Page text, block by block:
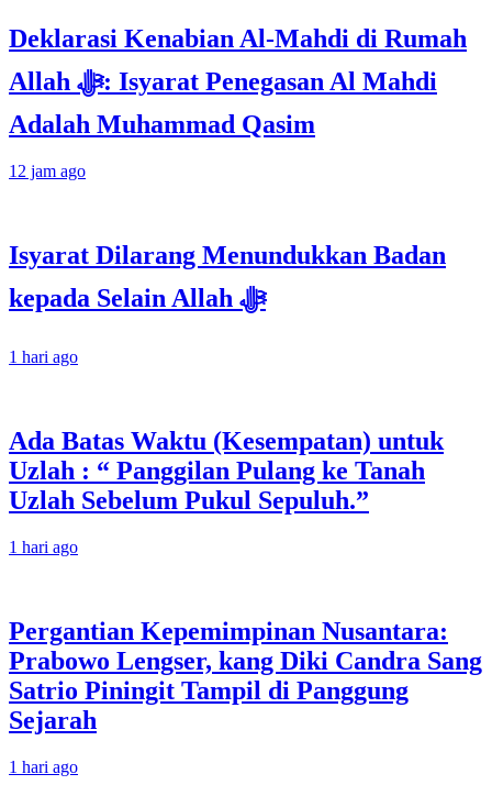
Deklarasi Kenabian Al-Mahdi di Rumah
Allah ﷻ: Isyarat Penegasan Al Mahdi
Adalah Muhammad Qasim
12 jam ago
Isyarat Dilarang Menundukkan Badan
kepada Selain Allah ﷻ
1 hari ago
Ada Batas Waktu (Kesempatan) untuk
Uzlah : “ Panggilan Pulang ke Tanah
Uzlah Sebelum Pukul Sepuluh.”
1 hari ago
Pergantian Kepemimpinan Nusantara:
Prabowo Lengser, kang Diki Candra Sang
Satrio Piningit Tampil di Panggung
Sejarah
1 hari ago